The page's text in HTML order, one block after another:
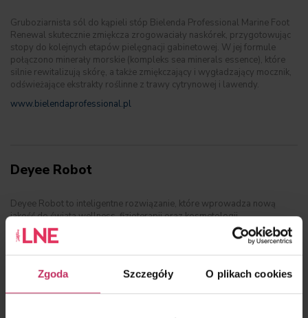
Zgoda Szczegóły O plikach cookies
Gruboziarnista sól do kąpieli stóp Bielenda Professional Marine Foot
Renewal skutecznie zmiękcza zrogowaciały naskórek, przygotowując
stopy do kolejnych etapów pielęgnacji gabinetowej. W jej formule
połączono minerały morskie (kompleks sea minerals essence), które
silnie rewitalizują skórę, a także zmiękczający i wygładzający mocznik,
odświeżające ekstrakty roślinne z trawy cytrynowej i lawendy.
www.bielendaprofessional.pl
Deyee Robot
Deyee Robot to inteligentne rozwiązanie, które wprowadza nową
jakość do świata wellness, fizjoterapii oraz kosmetologii.
Zaawansowane i niezwykle wszechstronne urządzenie zabiegowe do
terapii i masażu idealnie wpisuje się w potrzeby nowoczesnych
salonów beauty, gabinetów fizjoterapeutycznych oraz centrów
znacząco odciąża personel w wymagającej pracy fizycznej. Urządzenie